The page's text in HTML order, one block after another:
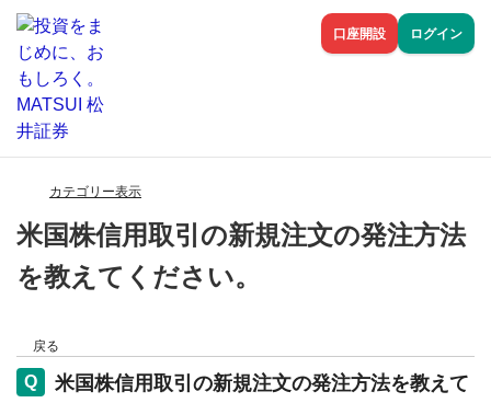
口座開設 ログイン
カテゴリー表示
米国株信用取引の新規注文の発注方法
を教えてください。
戻る
米国株信用取引の新規注文の発注方法を教えて